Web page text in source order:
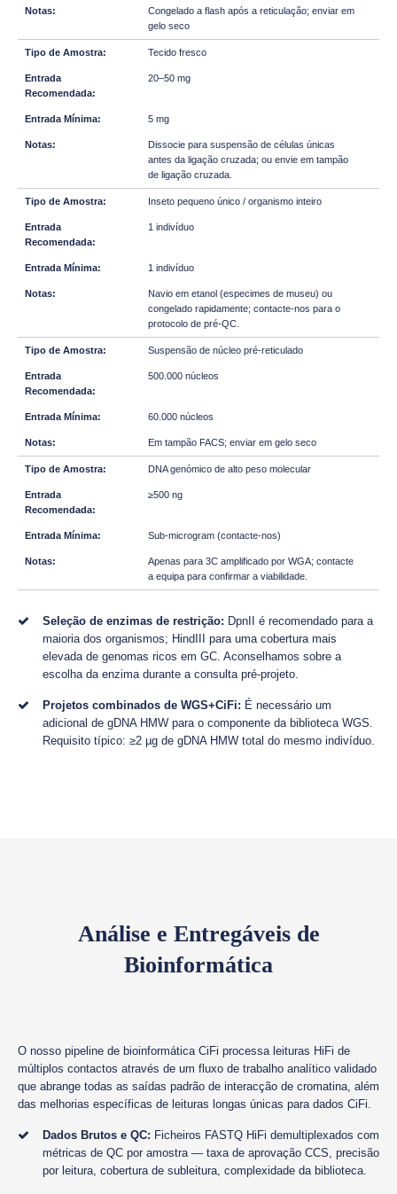
Congelado a flash após a reticulação; enviar em
gelo seco
Tecido fresco
20–50 mg
5 mg
Dissocie para suspensão de células únicas
antes da ligação cruzada; ou envie em tampão
de ligação cruzada.
Inseto pequeno único / organismo inteiro
1 indivíduo
1 indivíduo
Navio em etanol (especimes de museu) ou
congelado rapidamente; contacte-nos para o
protocolo de pré-QC.
Suspensão de núcleo pré-reticulado
500.000 núcleos
60.000 núcleos
Em tampão FACS; enviar em gelo seco
DNA genómico de alto peso molecular
≥500 ng
Sub-microgram (contacte-nos)
Apenas para 3C amplificado por WGA; contacte
a equipa para confirmar a viabilidade.
Seleção de enzimas de restrição: DpnII é recomendado para a
maioria dos organismos; HindIII para uma cobertura mais
elevada de genomas ricos em GC. Aconselhamos sobre a
escolha da enzima durante a consulta pré-projeto.
Projetos combinados de WGS+CiFi: É necessário um
adicional de gDNA HMW para o componente da biblioteca WGS.
Requisito típico: ≥2 µg de gDNA HMW total do mesmo indivíduo.
Análise e Entregáveis de
Bioinformática
O nosso pipeline de bioinformática CiFi processa leituras HiFi de
múltiplos contactos através de um fluxo de trabalho analítico validado
que abrange todas as saídas padrão de interacção de cromatina, além
das melhorias específicas de leituras longas únicas para dados CiFi.
Dados Brutos e QC: Ficheiros FASTQ HiFi demultiplexados com
métricas de QC por amostra — taxa de aprovação CCS, precisão
por leitura, cobertura de subleitura, complexidade da biblioteca.